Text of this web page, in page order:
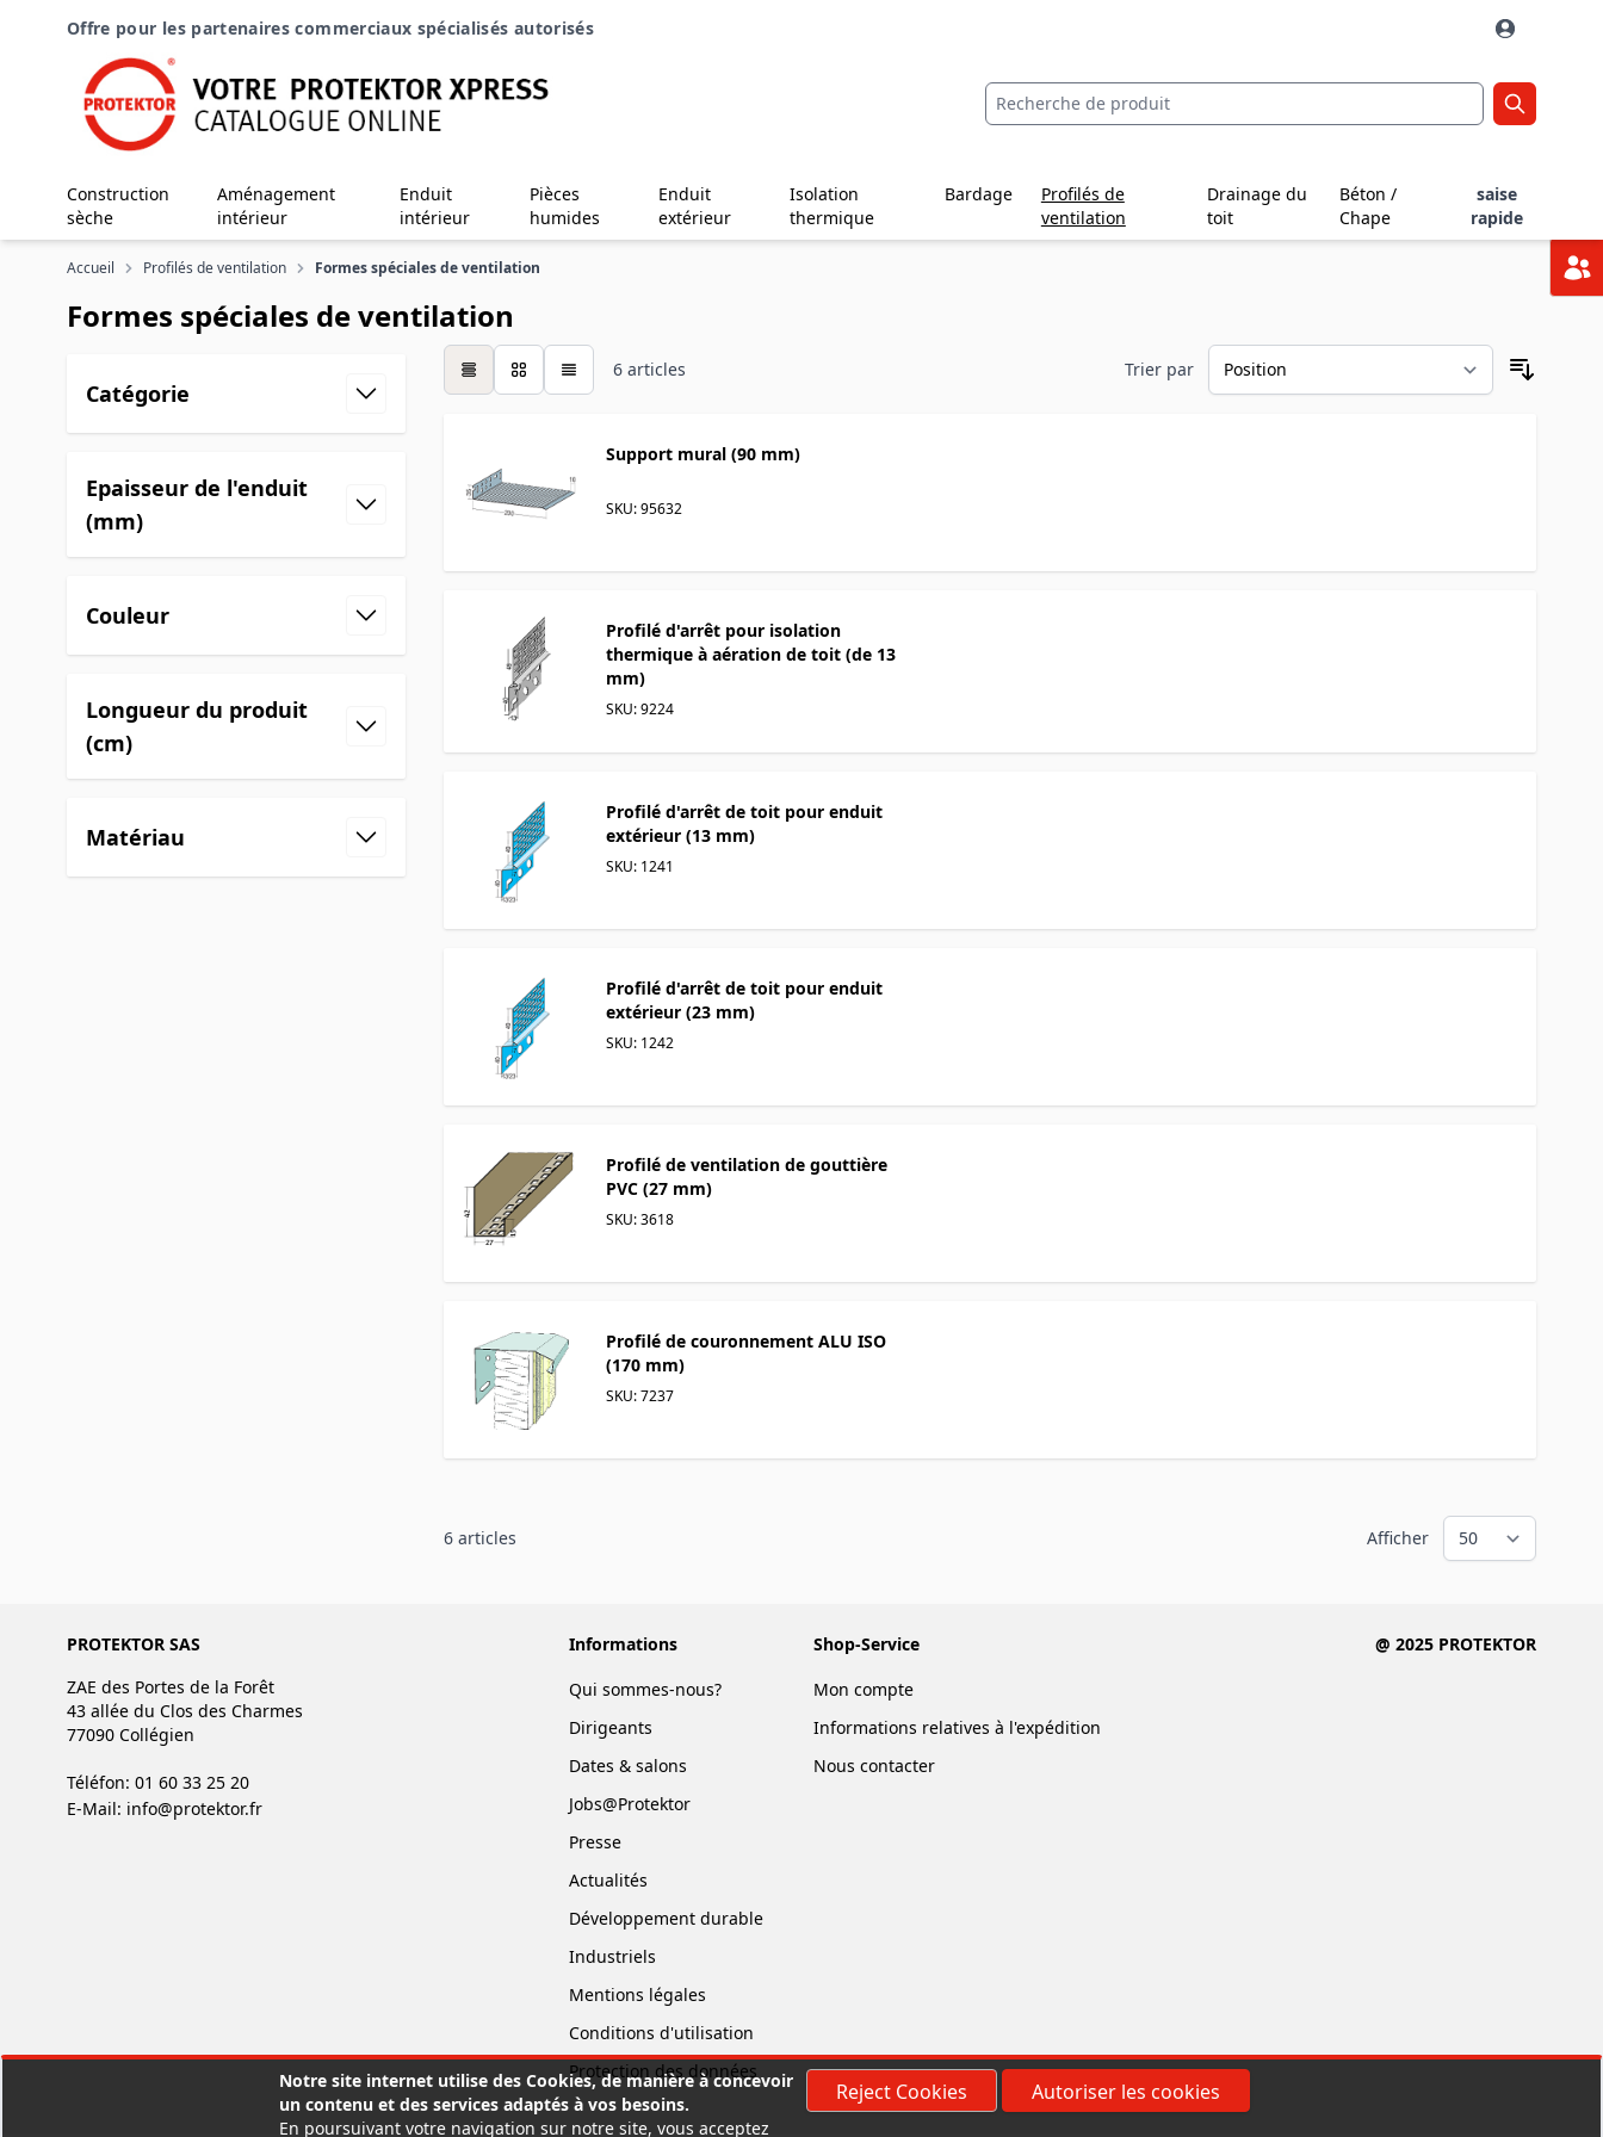
Notre site internet utilise des Cookies, de manière à concevoir
un contenu et des services adaptés à vos besoins.
En poursuivant votre navigation sur notre site, vous acceptez
Reject Cookies Autoriser les cookies
Offre pour les partenaires commerciaux spécialisés autorisés
Construction
sèche
Aménagement
intérieur
Enduit
intérieur
Pièces
humides
Enduit
extérieur
Isolation
thermique
Bardage
Profilés de
ventilation
Drainage du
toit
Béton /
Chape
saise
rapide
Accueil Profilés de ventilation Formes spéciales de ventilation
Formes spéciales de ventilation
Catégorie
Epaisseur de l'enduit
(mm)
Couleur
Longueur du produit
(cm)
Matériau
6 articles
table Trier par
Support mural (90 mm)
SKU: 95632
Profilé d'arrêt pour isolation
thermique à aération de toit (de 13
mm)
SKU: 9224
Profilé d'arrêt de toit pour enduit
extérieur (13 mm)
SKU: 1241
Profilé d'arrêt de toit pour enduit
extérieur (23 mm)
SKU: 1242
Profilé de ventilation de gouttière
PVC (27 mm)
SKU: 3618
Profilé de couronnement ALU ISO
(170 mm)
SKU: 7237
6 articles Afficher
PROTEKTOR SAS
ZAE des Portes de la Forêt
43 allée du Clos des Charmes
77090 Collégien
Téléfon: 01 60 33 25 20
E-Mail: info@protektor.fr
Informations
Qui sommes-nous?
Dirigeants
Dates & salons
Jobs@Protektor
Presse
Actualités
Développement durable
Industriels
Mentions légales
Conditions d'utilisation
Protection des données
Shop-Service
Mon compte
Informations relatives à l'expédition
Nous contacter
@ 2025 PROTEKTOR